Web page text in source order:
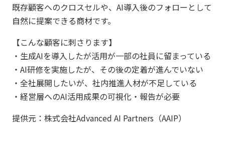
既存顧客へのクロスセルや、AI導入後のフォローとして
自然に提案できる商材です。
【こんな顧客に刺さります】
・生成AIを導入したが活用が一部の社員に留まっている
・AI研修を実施したが、その後の定着が進んでいない
・全社展開したいが、社内推進人材が不足している
・経営層へのAI活用成果の可視化・報告が必要
提供元：株式会社Advanced AI Partners（AAIP）